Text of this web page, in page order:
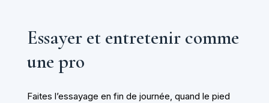
Essayer et entretenir comme
une pro
Faites l’essayage en fin de journée, quand le pied